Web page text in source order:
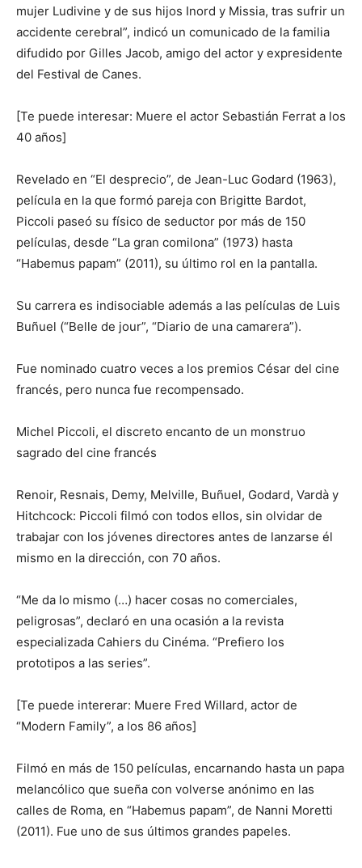
mujer Ludivine y de sus hijos Inord y Missia, tras sufrir un
accidente cerebral”, indicó un comunicado de la familia
difudido por Gilles Jacob, amigo del actor y expresidente
del Festival de Canes.
[Te puede interesar: Muere el actor Sebastián Ferrat a los
40 años]
Revelado en “El desprecio”, de Jean-Luc Godard (1963),
película en la que formó pareja con Brigitte Bardot,
Piccoli paseó su físico de seductor por más de 150
películas, desde “La gran comilona” (1973) hasta
“Habemus papam” (2011), su último rol en la pantalla.
Su carrera es indisociable además a las películas de Luis
Buñuel (“Belle de jour”, “Diario de una camarera”).
Fue nominado cuatro veces a los premios César del cine
francés, pero nunca fue recompensado.
Michel Piccoli, el discreto encanto de un monstruo
sagrado del cine francés
Renoir, Resnais, Demy, Melville, Buñuel, Godard, Vardà y
Hitchcock: Piccoli filmó con todos ellos, sin olvidar de
trabajar con los jóvenes directores antes de lanzarse él
mismo en la dirección, con 70 años.
“Me da lo mismo (…) hacer cosas no comerciales,
peligrosas”, declaró en una ocasión a la revista
especializada Cahiers du Cinéma. “Prefiero los
prototipos a las series”.
[Te puede intererar: Muere Fred Willard, actor de
“Modern Family”, a los 86 años]
Filmó en más de 150 películas, encarnando hasta un papa
melancólico que sueña con volverse anónimo en las
calles de Roma, en “Habemus papam”, de Nanni Moretti
(2011). Fue uno de sus últimos grandes papeles.